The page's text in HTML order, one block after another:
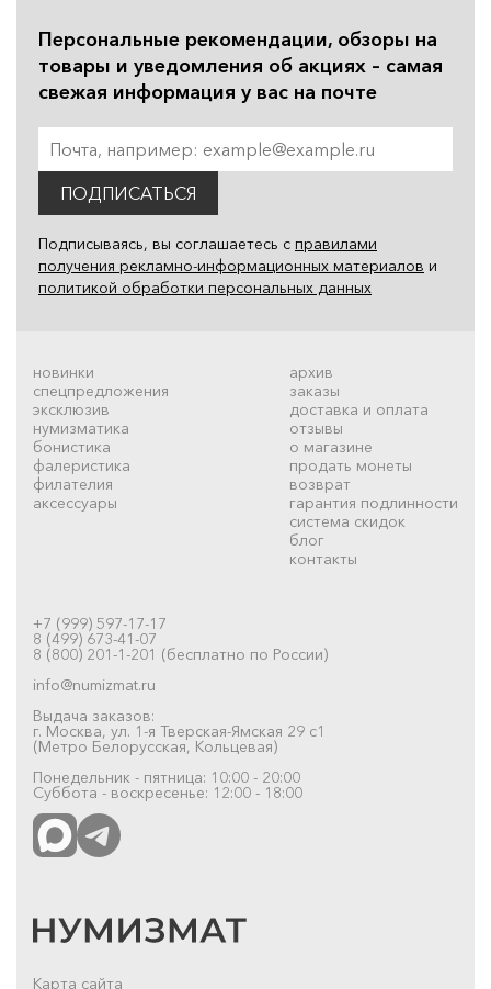
Персональные рекомендации, обзоры на
товары и уведомления об акциях – самая
свежая информация у вас на почте
ПОДПИСАТЬСЯ
Подписываясь, вы соглашаетесь с правилами
получения рекламно-информационных материалов и
политикой обработки персональных данных
новинки
спецпредложения
эксклюзив
нумизматика
бонистика
фалеристика
филателия
аксессуары
архив
заказы
доставка и оплата
отзывы
о магазине
продать монеты
возврат
гарантия подлинности
система скидок
блог
контакты
+7 (999) 597-17-17
8 (499) 673-41-07
8 (800) 201-1-201 (бесплатно по России)
info@numizmat.ru
Выдача заказов:
г. Москва, ул. 1-я Тверская-Ямская 29 с1
(Метро Белорусская, Кольцевая)
Понедельник - пятница: 10:00 - 20:00
Суббота - воскресенье: 12:00 - 18:00
Карта сайта